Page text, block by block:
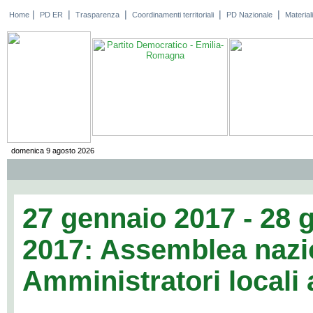
Home | PD ER | Trasparenza | Coordinamenti territoriali | PD Nazionale | Materiali
domenica 9 agosto 2026
27 gennaio 2017 - 28
2017: Assemblea
Amministratori locali